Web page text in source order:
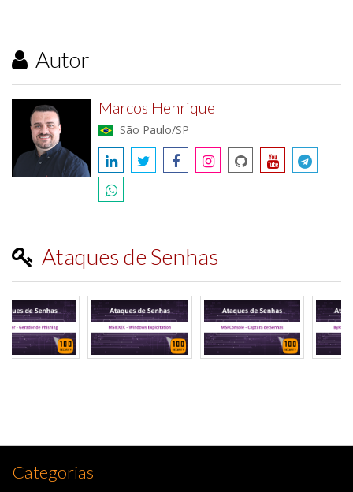
Autor
Marcos Henrique
São Paulo/SP
Ataques de Senhas
Categorias